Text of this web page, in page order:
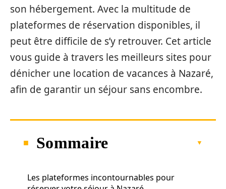
son hébergement. Avec la multitude de
plateformes de réservation disponibles, il
peut être difficile de s’y retrouver. Cet article
vous guide à travers les meilleurs sites pour
dénicher une location de vacances à Nazaré,
afin de garantir un séjour sans encombre.
Sommaire
Les plateformes incontournables pour